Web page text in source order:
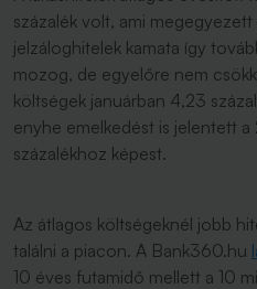
százalék volt, ami
jelzáloghitelek kamata így
mozog, de egyelőre nem
költségek januárban 4,23
enyhe emelkedést is jelentett
százalékhoz képest.
Az átlagos költségeknél jobb
találni a piacon. A Bank360.hu
10 éves futamidő mellett a 10